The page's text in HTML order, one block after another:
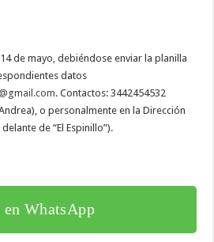
de mayo, debiéndose enviar la planilla
datos
. Contactos: 3442454532
o personalmente en la Dirección
de “El Espinillo”).
WhatsApp